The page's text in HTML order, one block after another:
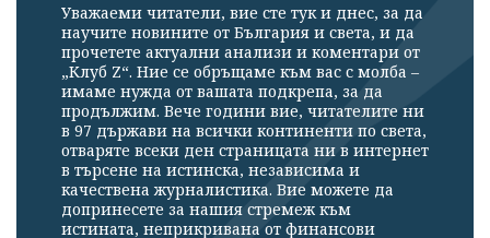
Уважаеми читатели, вие сте тук и днес, за да
научите новините от България и света, и да
прочетете актуални анализи и коментари от
„Клуб Z“. Ние се обръщаме към вас с молба –
имаме нужда от вашата подкрепа, за да
продължим. Вече години вие, читателите ни
в 97 държави на всички континенти по света,
отваряте всеки ден страницата ни в интернет
в търсене на истинска, независима и
качествена журналистика. Вие можете да
допринесете за нашия стремеж към
истината, неприкривана от финансови